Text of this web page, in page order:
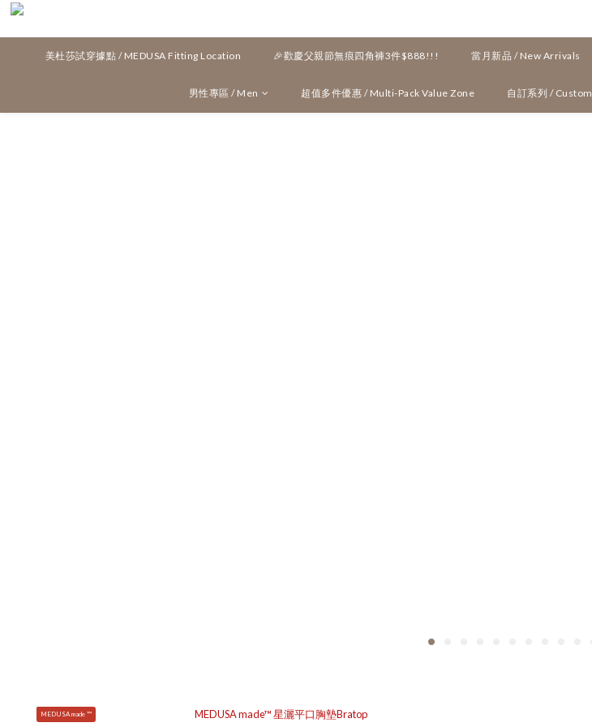
美杜莎試穿據點 / MEDUSA Fitting Location 🎉歡慶父親節無痕四角褲3件$888!!! 當月新品 / New Arrivals
男性專區 / Men 超值多件優惠 / Multi-Pack Value Zone 自訂系列 / Custom
MEDUSA made ™